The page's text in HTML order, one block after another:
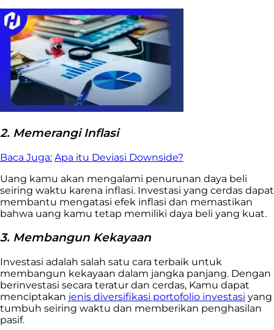
2. Memerangi Inflasi
Baca Juga: Apa itu Deviasi Downside?
Uang kamu akan mengalami penurunan daya beli
seiring waktu karena inflasi. Investasi yang cerdas dapat
membantu mengatasi efek inflasi dan memastikan
bahwa uang kamu tetap memiliki daya beli yang kuat.
3. Membangun Kekayaan
Investasi adalah salah satu cara terbaik untuk
membangun kekayaan dalam jangka panjang. Dengan
berinvestasi secara teratur dan cerdas, Kamu dapat
menciptakan jenis diversifikasi portofolio investasi yang
tumbuh seiring waktu dan memberikan penghasilan
pasif.